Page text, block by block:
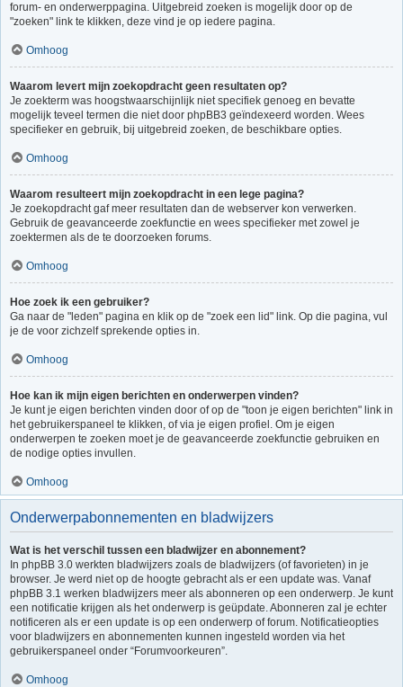
forum- en onderwerppagina. Uitgebreid zoeken is mogelijk door op de
"zoeken" link te klikken, deze vind je op iedere pagina.
Omhoog
Waarom levert mijn zoekopdracht geen resultaten op?
Je zoekterm was hoogstwaarschijnlijk niet specifiek genoeg en bevatte
mogelijk teveel termen die niet door phpBB3 geïndexeerd worden. Wees
specifieker en gebruik, bij uitgebreid zoeken, de beschikbare opties.
Omhoog
Waarom resulteert mijn zoekopdracht in een lege pagina?
Je zoekopdracht gaf meer resultaten dan de webserver kon verwerken.
Gebruik de geavanceerde zoekfunctie en wees specifieker met zowel je
zoektermen als de te doorzoeken forums.
Omhoog
Hoe zoek ik een gebruiker?
Ga naar de "leden" pagina en klik op de "zoek een lid" link. Op die pagina, vul
je de voor zichzelf sprekende opties in.
Omhoog
Hoe kan ik mijn eigen berichten en onderwerpen vinden?
Je kunt je eigen berichten vinden door of op de "toon je eigen berichten" link in
het gebruikerspaneel te klikken, of via je eigen profiel. Om je eigen
onderwerpen te zoeken moet je de geavanceerde zoekfunctie gebruiken en
de nodige opties invullen.
Omhoog
Onderwerpabonnementen en bladwijzers
Wat is het verschil tussen een bladwijzer en abonnement?
In phpBB 3.0 werkten bladwijzers zoals de bladwijzers (of favorieten) in je
browser. Je werd niet op de hoogte gebracht als er een update was. Vanaf
phpBB 3.1 werken bladwijzers meer als abonneren op een onderwerp. Je kunt
een notificatie krijgen als het onderwerp is geüpdate. Abonneren zal je echter
notificeren als er een update is op een onderwerp of forum. Notificatieopties
voor bladwijzers en abonnementen kunnen ingesteld worden via het
gebruikerspaneel onder “Forumvoorkeuren”.
Omhoog